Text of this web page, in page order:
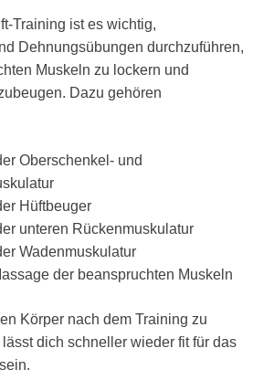
Training ist es wichtig,
Dehnungsübungen durchzuführen,
Muskeln zu lockern und
Dazu gehören
Oberschenkel- und
Hüftbeuger
unteren Rückenmuskulatur
Wadenmuskulatur
der beanspruchten Muskeln
Körper nach dem Training zu
dich schneller wieder fit für das